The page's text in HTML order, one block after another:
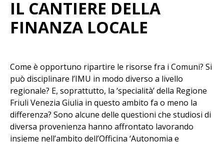
IL CANTIERE DELLA
FINANZA LOCALE
Come è opportuno ripartire le risorse fra i Comuni? Si
può disciplinare l’IMU in modo diverso a livello
regionale? E, soprattutto, la ‘specialità’ della Regione
Friuli Venezia Giulia in questo ambito fa o meno la
differenza? Sono alcune delle questioni che studiosi di
diversa provenienza hanno affrontato lavorando
insieme nell’ambito dell’Officina ‘Autonomia e